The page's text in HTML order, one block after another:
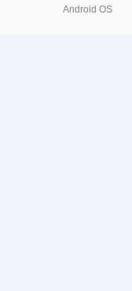
Android OS